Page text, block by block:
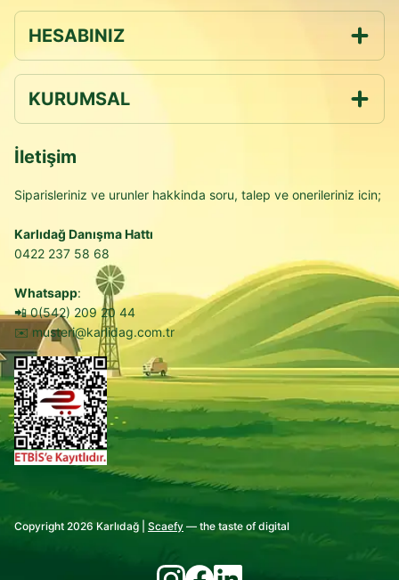
HESABINIZ
KURUMSAL
İletişim
Siparisleriniz ve urunler hakkinda soru, talep ve onerileriniz icin;
Karlıdağ Danışma Hattı
0422 237 58 68
Whatsapp:
📲0(542) 209 20 44
✉️ musteri@karlidag.com.tr
Copyright 2026 Karlıdağ | Scaefy — the taste of digital